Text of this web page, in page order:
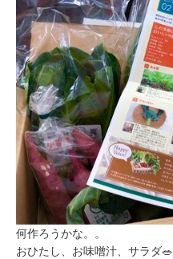
何作ろうかな。。
おひたし、お味噌汁、サラダ🥗